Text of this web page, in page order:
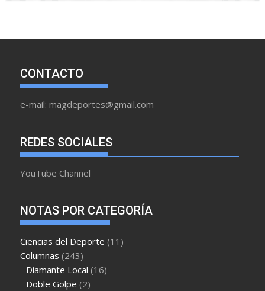
CONTACTO
e-mail: magdeportes@gmail.com
REDES SOCIALES
YouTube Channel
NOTAS POR CATEGORÍA
Ciencias del Deporte (11)
Columnas (243)
Diamante Local (16)
Doble Golpe (2)